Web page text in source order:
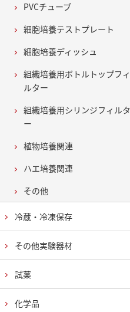
PVCチューブ
細胞培養テストプレート
細胞培養ディッシュ
組織培養用ボトルトップフィ
ルター
組織培養用シリンジフィルタ
ー
植物培養関連
ハエ培養関連
その他
冷蔵・冷凍保存
その他実験器材
試薬
化学品